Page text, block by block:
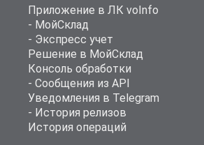
Приложение в ЛК voInfo
- МойСклад
- Экспресс учет
Решение в МойСклад
Консоль обработки
- Сообщения из API
Уведомления в Telegram
- История релизов
История операций